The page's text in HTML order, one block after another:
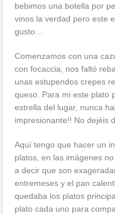
bebimos una botella por
vinos la verdad pero este
gusto…
Comenzamos con una
con focaccia, nos faltó
unas estupendos crepes
queso. Para mi este plato
estrella del lugar, nunca
impresionante!! No dejéis
Aquí tengo que hacer un
platos, en las imágenes
a decir que son
entremeses y el pan
quedaba los platos
plato cada uno para